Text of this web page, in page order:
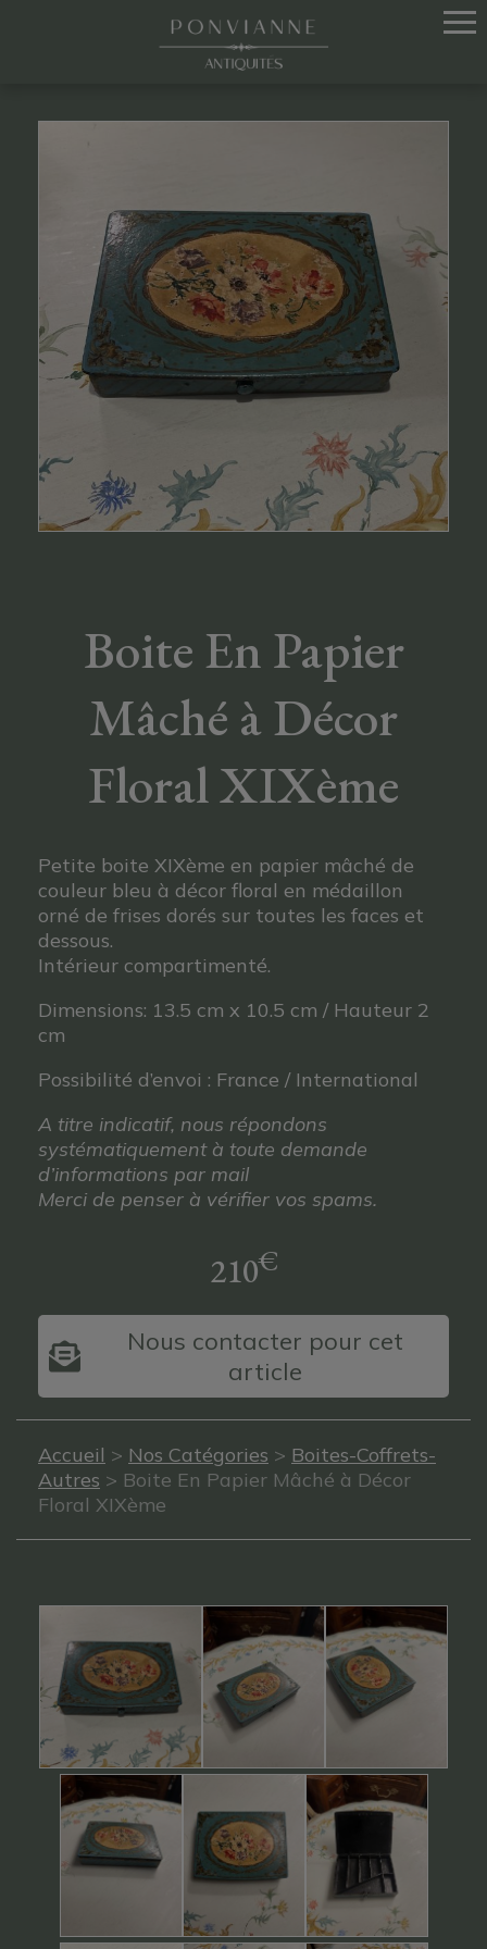
Boite En Papier
Mâché à Décor
Floral XIXème
Petite boite XIXème en papier mâché de
couleur bleu à décor floral en médaillon
orné de frises dorés sur toutes les faces et
dessous.
Intérieur compartimenté.
Dimensions: 13.5 cm x 10.5 cm / Hauteur 2
cm
Possibilité d’envoi : France / International
A titre indicatif, nous répondons
systématiquement à toute demande
d’informations par mail
Merci de penser à vérifier vos spams.
210€
Nous contacter pour cet
article
Accueil > Nos Catégories > Boites-Coffrets-
Autres > Boite En Papier Mâché à Décor
Floral XIXème